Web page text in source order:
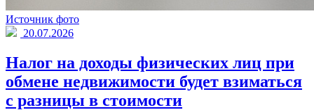
Источник фото
20.07.2026
Налог на доходы физических лиц при
обмене недвижимости будет взиматься
с разницы в стоимости